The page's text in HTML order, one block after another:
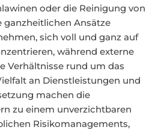
oder die Reinigung von
ganzheitlichen Ansätze
sich voll und ganz auf
während externe
Verhältnisse rund um das
an Dienstleistungen und
machen die
zu einem unverzichtbaren
Risikomanagements,